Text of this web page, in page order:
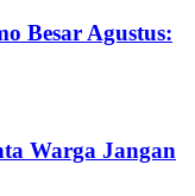
Besar Agustus:
Warga Jangan